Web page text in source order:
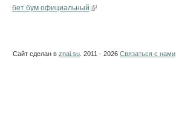
бет бум официальный
Сайт сделан в znai.su . 2011 - 2026 Связаться с нами